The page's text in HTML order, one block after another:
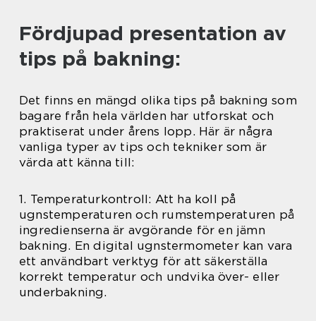
Fördjupad presentation av
tips på bakning:
Det finns en mängd olika tips på bakning som
bagare från hela världen har utforskat och
praktiserat under årens lopp. Här är några
vanliga typer av tips och tekniker som är
värda att känna till:
1. Temperaturkontroll: Att ha koll på
ugnstemperaturen och rumstemperaturen på
ingredienserna är avgörande för en jämn
bakning. En digital ugnstermometer kan vara
ett användbart verktyg för att säkerställa
korrekt temperatur och undvika över- eller
underbakning.